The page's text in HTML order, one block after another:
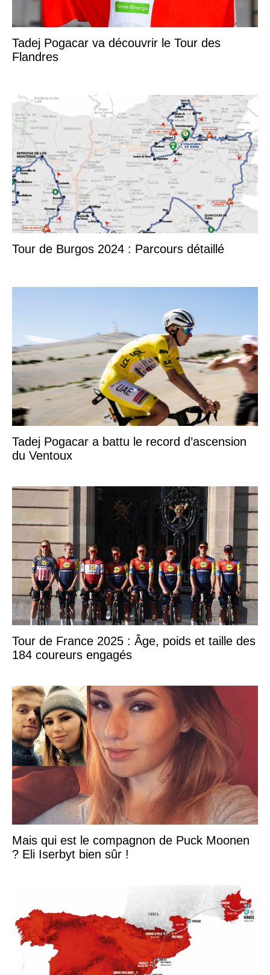
Tadej Pogacar va découvrir le Tour des
Flandres
Tour de Burgos 2024 : Parcours détaillé
Tadej Pogacar a battu le record d’ascension
du Ventoux
Tour de France 2025 : Âge, poids et taille des
184 coureurs engagés
Mais qui est le compagnon de Puck Moonen
? Eli Iserbyt bien sûr !